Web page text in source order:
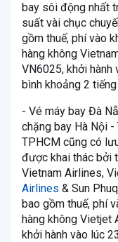
bay sôi động nhất
suất vài chục
gồm thuế, phí vào
hàng không
VN6025, khởi hành
bình khoảng 2
- Vé máy bay Đà
chặng bay Hà Nội
TPHCM cũng có
được khai thác bởi
Vietnam Airlines,
Airlines & Sun
bao gồm thuế, phí
hàng không Vietjet
khởi hành vào lúc